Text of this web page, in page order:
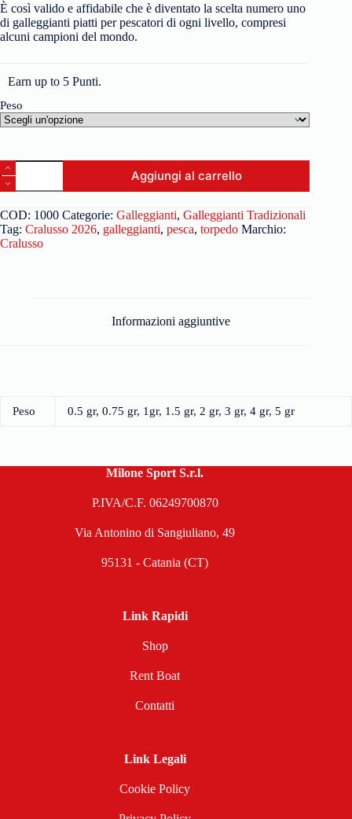
È così valido e affidabile che è diventato la scelta numero uno
di galleggianti piatti per pescatori di ogni livello, compresi
alcuni campioni del mondo.
Earn up to 5 Punti.
Peso
Aggiungi al carrello
COD: 1000 Categorie: Galleggianti, Galleggianti Tradizionali
Tag: Cralusso 2026, galleggianti, pesca, torpedo Marchio:
Cralusso
Informazioni aggiuntive
Peso 0.5 gr, 0.75 gr, 1gr, 1.5 gr, 2 gr, 3 gr, 4 gr, 5 gr
Milone Sport S.r.l.
P.IVA/C.F. 06249700870
Via Antonino di Sangiuliano, 49
95131 - Catania (CT)
Link Rapidi
Shop
Rent Boat
Contatti
Link Legali
Cookie Policy